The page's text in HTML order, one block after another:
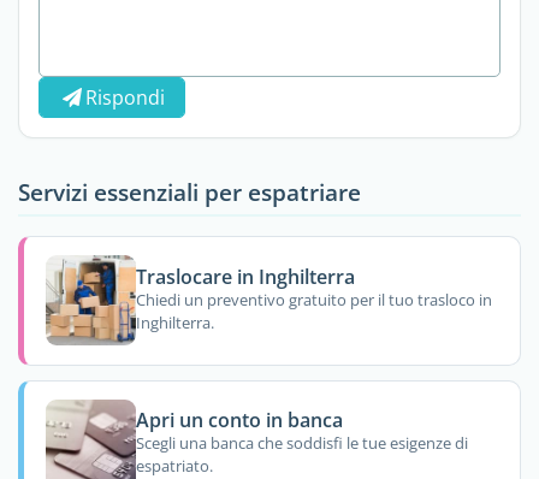
Rispondi
Servizi essenziali per espatriare
Traslocare in Inghilterra
Chiedi un preventivo gratuito per il tuo trasloco in
Inghilterra.
Apri un conto in banca
Scegli una banca che soddisfi le tue esigenze di
espatriato.